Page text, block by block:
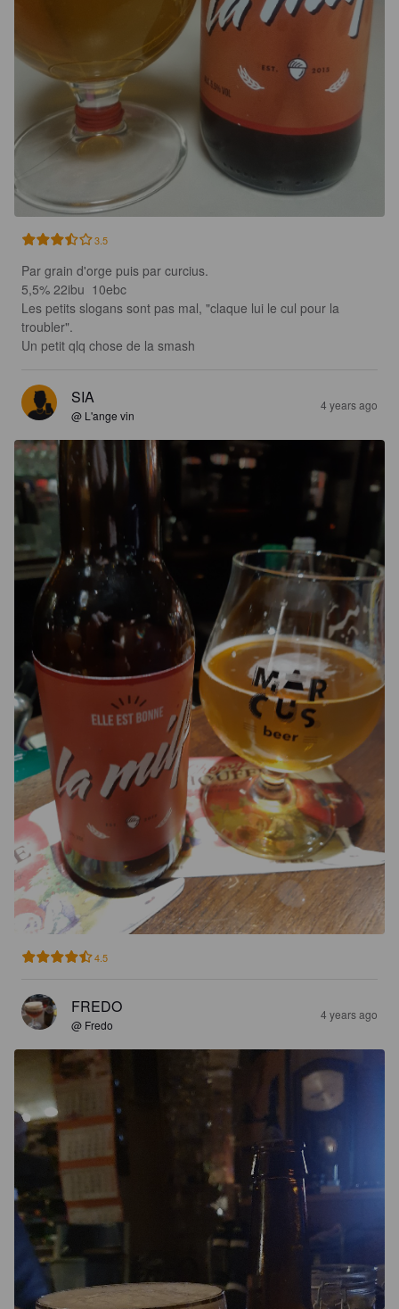
3.5
Par grain d'orge puis par curcius.
5,5% 22ibu  10ebc
Les petits slogans sont pas mal, "claque lui le cul pour la
troubler".
Un petit qlq chose de la smash
SIA
@ L'ange vin
4 years ago
4.5
FREDO
@ Fredo
4 years ago